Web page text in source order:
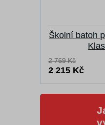
Školní batoh
2 769 Kč
2 215 Kč